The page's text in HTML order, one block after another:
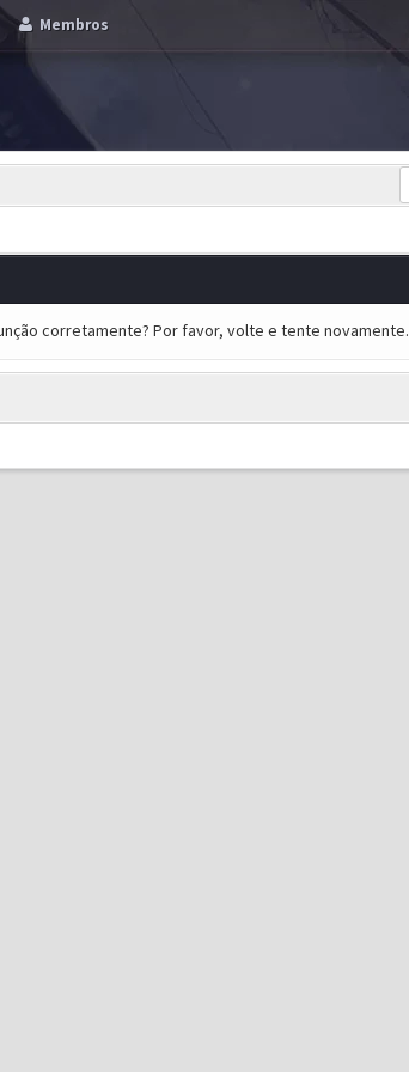
Membros
corretamente? Por favor, volte e tente novamente.